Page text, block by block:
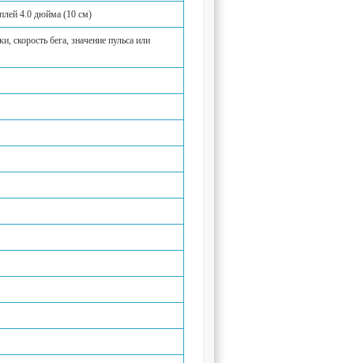
4.0 дюйма (10 см)
скорость бега, значение пульса или